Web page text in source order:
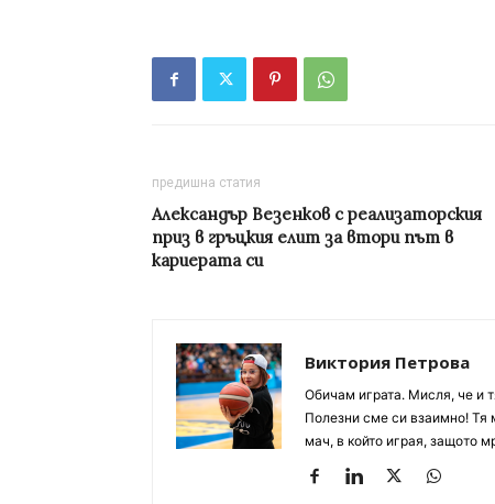
предишна статия
Александър Везенков с реализаторския
приз в гръцкия елит за втори път в
кариерата си
Виктория Петрова
Обичам играта. Мисля, че и
Полезни сме си взаимно! Тя
мач, в който играя, защото